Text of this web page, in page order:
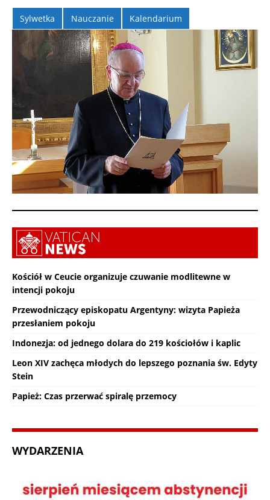
Sylwetka Nauczanie Kalendarium
Kościół w Ceucie organizuje czuwanie modlitewne w
intencji pokoju
Przewodniczący episkopatu Argentyny: wizyta Papieża
przesłaniem pokoju
Indonezja: od jednego dolara do 219 kościołów i kaplic
Leon XIV zachęca młodych do lepszego poznania św. Edyty
Stein
Papież: Czas przerwać spiralę przemocy
WYDARZENIA